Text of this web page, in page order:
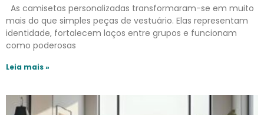
As camisetas personalizadas transformaram-se em muito
mais do que simples peças de vestuário. Elas representam
identidade, fortalecem laços entre grupos e funcionam
como poderosas
Leia mais »